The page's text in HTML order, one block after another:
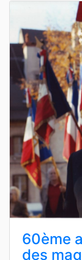
60ème
des